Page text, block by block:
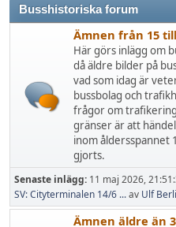
Busshistoriska forum
Ämnen från 15
Här görs inlägg om
då äldre bilder på
vad som idag är
bussbolag och
frågor om
gränser är att
inom åldersspannet
gjorts.
Senaste inlägg: 11 maj 2026,
SV: Cityterminalen 14/6 ...av Ulf
Ämnen äldre än